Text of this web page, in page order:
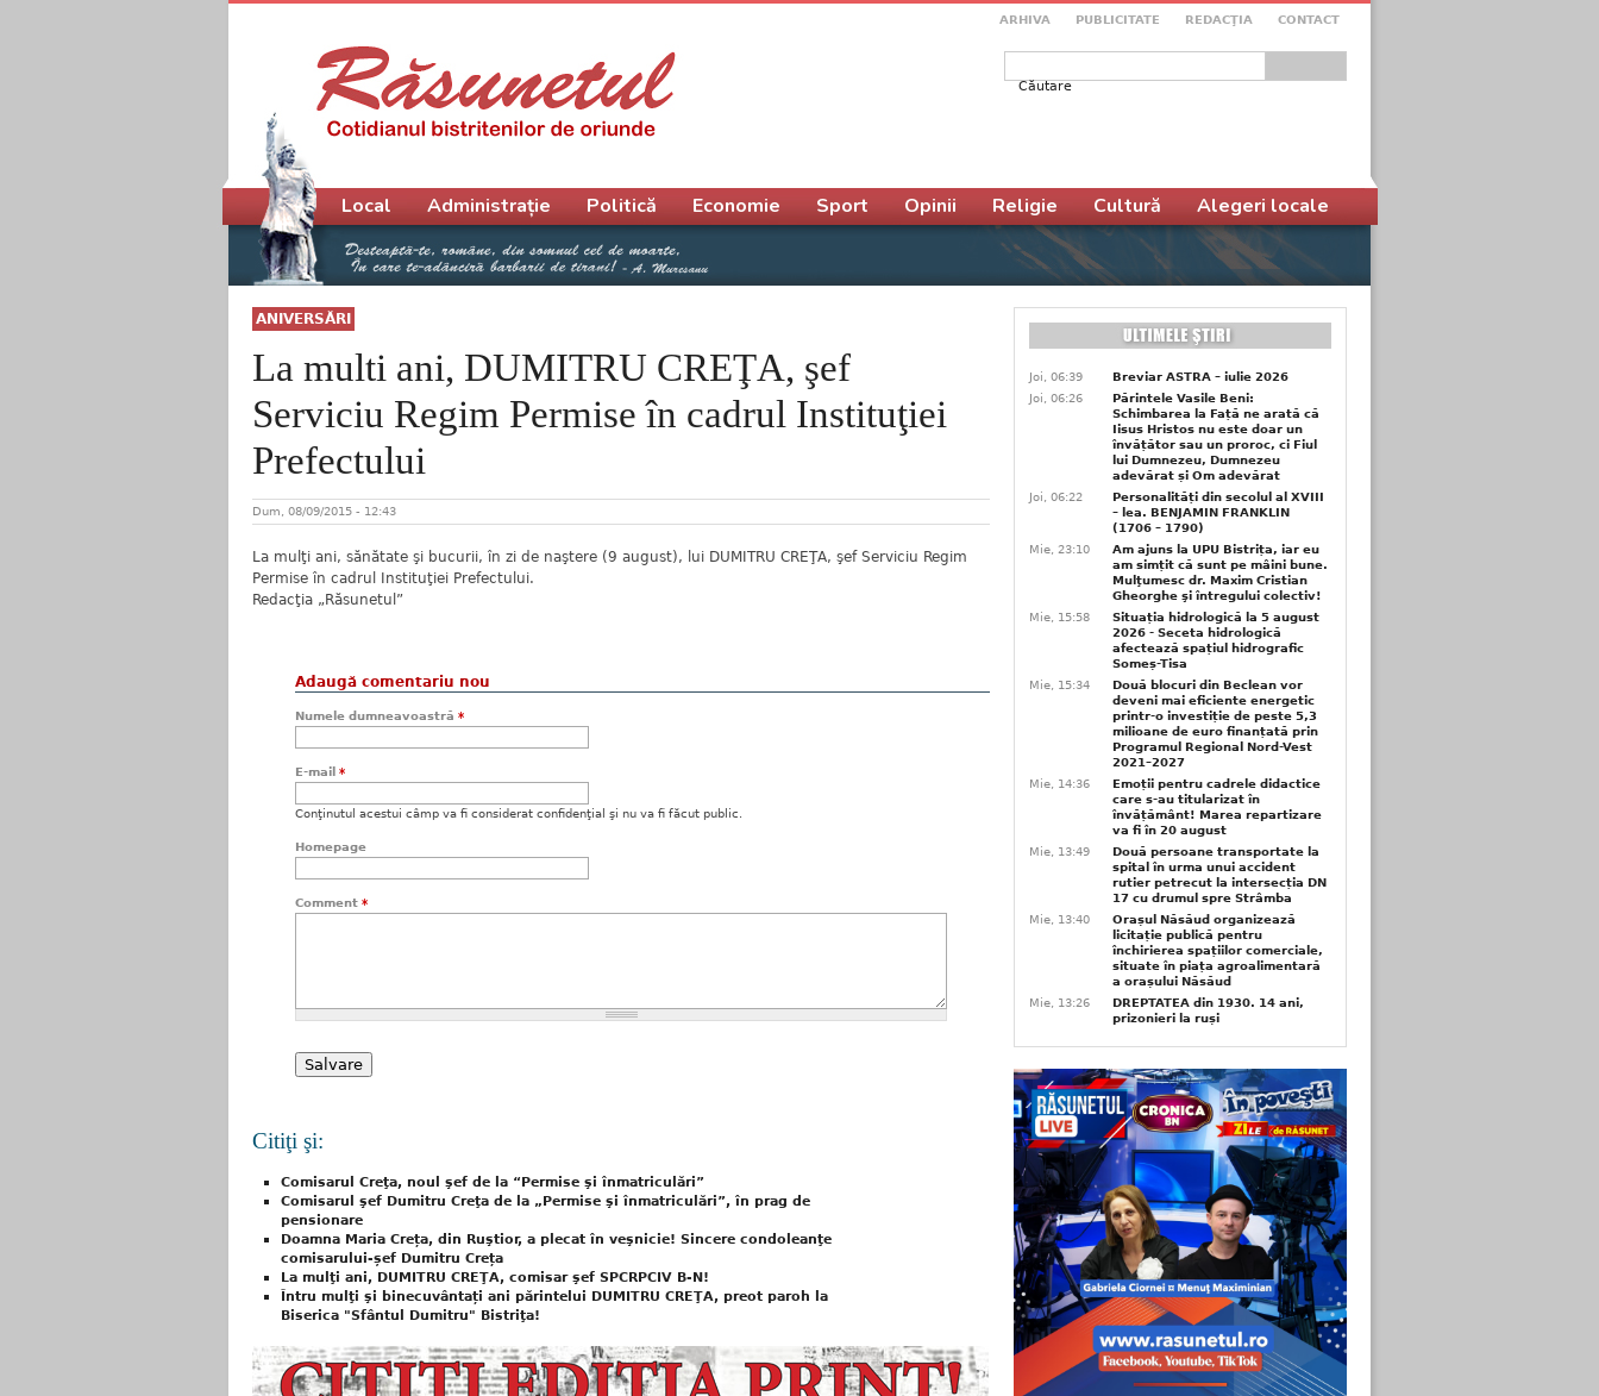
ARHIVA PUBLICITATE REDACŢIA CONTACT
Formular de căutare
ANIVERSĂRI
La multi ani, DUMITRU CREŢA, şef
Serviciu Regim Permise în cadrul Instituţiei
Prefectului
Dum, 08/09/2015 - 12:43
La mulţi ani, sănătate şi bucurii, în zi de naştere (9 august), lui DUMITRU CREŢA, şef Serviciu Regim
Permise în cadrul Instituţiei Prefectului.
Redacţia „Răsunetul”
Adaugă comentariu nou
Numele dumneavoastră *
E-mail *
Conţinutul acestui câmp va fi considerat confidenţial şi nu va fi făcut public.
Homepage
Comment *
Citiţi şi:
Comisarul Creţa, noul şef de la “Permise şi înmatriculări”
Comisarul şef Dumitru Creţa de la „Permise şi înmatriculări”, în prag de
pensionare
Doamna Maria Creța, din Ruştior, a plecat în veşnicie! Sincere condoleanţe
comisarului-șef Dumitru Creța
La mulţi ani, DUMITRU CREŢA, comisar şef SPCRPCIV B-N!
Întru mulţi şi binecuvântați ani părintelui DUMITRU CREŢA, preot paroh la
Biserica "Sfântul Dumitru" Bistriţa!
Meniu principal
Local Administrație Politică Economie Sport Opinii Religie Cultură Alegeri locale
Joi, 06:39
Breviar ASTRA – iulie 2026
Joi, 06:26
Părintele Vasile Beni:
Schimbarea la Față ne arată că
Iisus Hristos nu este doar un
învățător sau un proroc, ci Fiul
lui Dumnezeu, Dumnezeu
adevărat și Om adevărat
Joi, 06:22
Personalități din secolul al XVIII
– lea. BENJAMIN FRANKLIN
(1706 – 1790)
Mie, 23:10
Am ajuns la UPU Bistrița, iar eu
am simțit că sunt pe mâini bune.
Mulţumesc dr. Maxim Cristian
Gheorghe şi întregului colectiv!
Mie, 15:58
Situația hidrologică la 5 august
2026 - Seceta hidrologică
afectează spațiul hidrografic
Someș-Tisa
Mie, 15:34
Două blocuri din Beclean vor
deveni mai eficiente energetic
printr-o investiție de peste 5,3
milioane de euro finanțată prin
Programul Regional Nord-Vest
2021–2027
Mie, 14:36
Emoții pentru cadrele didactice
care s-au titularizat în
învățământ! Marea repartizare
va fi în 20 august
Mie, 13:49
Două persoane transportate la
spital în urma unui accident
rutier petrecut la intersecția DN
17 cu drumul spre Strâmba
Mie, 13:40
Orașul Năsăud organizează
licitație publică pentru
închirierea spațiilor comerciale,
situate în piața agroalimentară
a orașului Năsăud
Mie, 13:26
DREPTATEA din 1930. 14 ani,
prizonieri la ruși